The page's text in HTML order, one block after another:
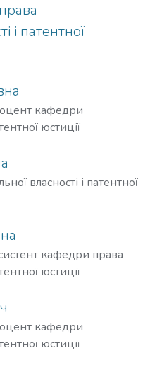
і патентної
кафедри
юстиції
власності і патентної
кафедри права
юстиції
кафедри
юстиції